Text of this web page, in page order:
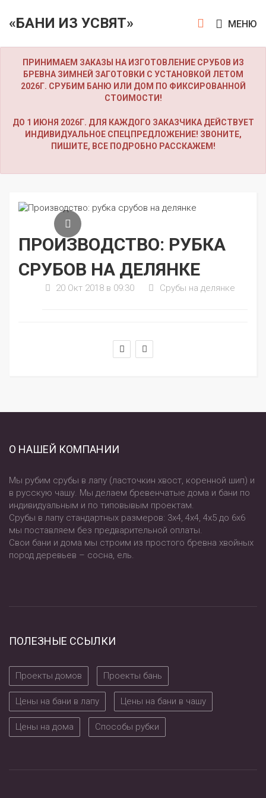
«БАНИ ИЗ УСВЯТ» МЕНЮ
ПРИНИМАЕМ ЗАКАЗЫ НА ИЗГОТОВЛЕНИЕ СРУБОВ ИЗ
БРЕВНА ЗИМНЕЙ ЗАГОТОВКИ С УСТАНОВКОЙ ЛЕТОМ
2026Г. СРУБИМ БАНЮ ИЛИ ДОМ ПО ФИКСИРОВАННОЙ
СТОИМОСТИ!
ДО 1 ИЮНЯ 2026Г. ДЛЯ КАЖДОГО ЗАКАЗЧИКА ДЕЙСТВУЕТ
ИНДИВИДУАЛЬНОЕ СПЕЦПРЕДЛОЖЕНИЕ! ЗВОНИТЕ,
ПИШИТЕ, ВСЕ ПОДРОБНО РАССКАЖЕМ!
ПРОИЗВОДСТВО: РУБКА
СРУБОВ НА ДЕЛЯНКЕ
20 Окт 2018 в 09:30 Срубы на делянке
О НАШЕЙ КОМПАНИИ
Мы рубим срубы в лапу (ласточкин хвост, коренной шип) и
в русскую чашу. Мы делаем бревенчатые дома и бани по
индивидуальным и по типовывым проектам.
Срубы в лапу стандартных размеров: 3х4, 4х4, 4х5 до 6х6
мы поставляем без предварительной оплаты.
Свои бани и дома мы строим из простого бревна хвойных
пород деревьев – сосна, ель.
ПОЛЕЗНЫЕ ССЫЛКИ
Проекты домов Проекты бань
Цены на бани в лапу Цены на бани в чашу
Цены на дома Способы рубки